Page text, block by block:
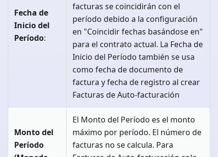
Fecha de
Inicio del
Período:
facturas se coincidirán con el
período debido a la configuración
en "Coincidir fechas basándose en"
para el contrato actual. La Fecha de
Inicio del Período también se usa
como fecha de documento de
factura y fecha de registro al crear
Facturas de Auto-facturación
Monto del
Período
El Monto del Período es el monto
máximo por período. El número de
facturas no se calcula. Para